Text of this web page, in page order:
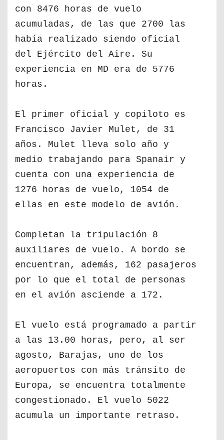
con 8476 horas de vuelo
acumuladas, de las que 2700 las
había realizado siendo oficial
del Ejército del Aire. Su
experiencia en MD era de 5776
horas.
El primer oficial y copiloto es
Francisco Javier Mulet, de 31
años. Mulet lleva solo año y
medio trabajando para Spanair y
cuenta con una experiencia de
1276 horas de vuelo, 1054 de
ellas en este modelo de avión.
Completan la tripulación 8
auxiliares de vuelo. A bordo se
encuentran, además, 162 pasajeros
por lo que el total de personas
en el avión asciende a 172.
El vuelo está programado a partir
a las 13.00 horas, pero, al ser
agosto, Barajas, uno de los
aeropuertos con más tránsito de
Europa, se encuentra totalmente
congestionado. El vuelo 5022
acumula un importante retraso.